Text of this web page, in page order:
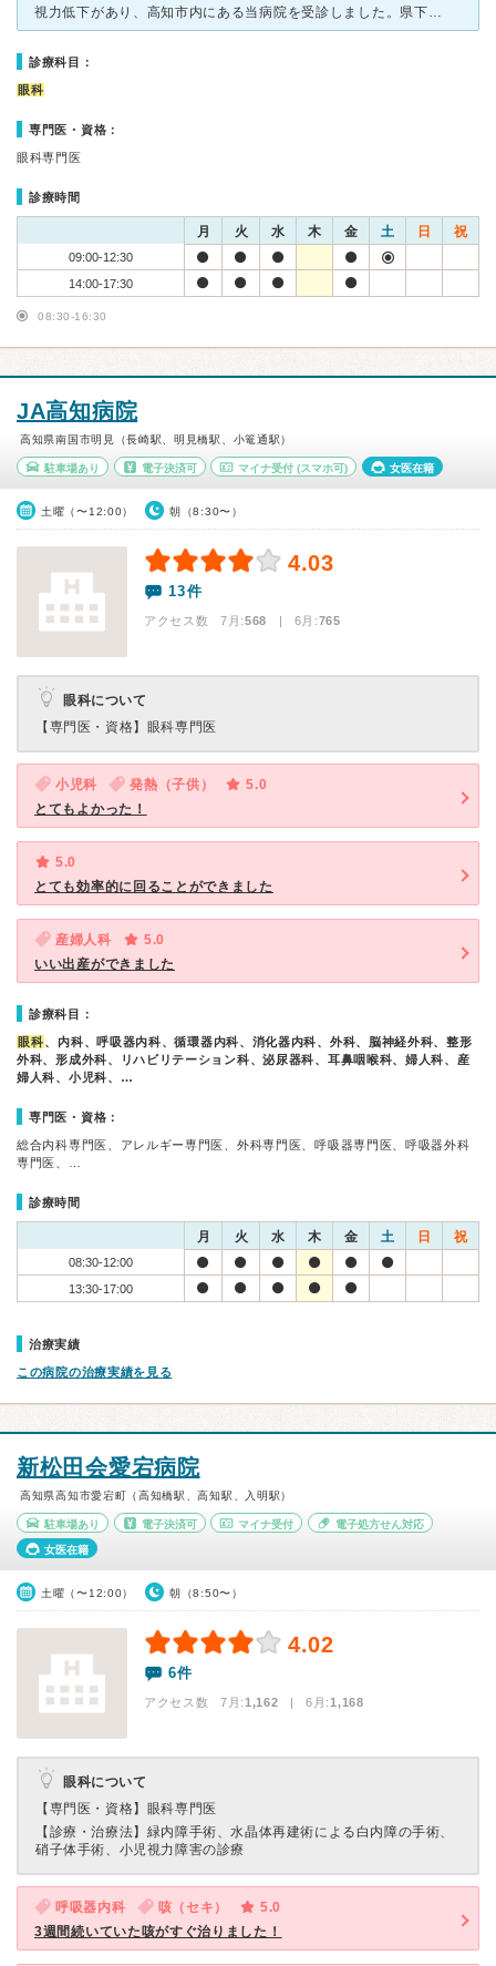
視力低下があり、高知市内にある当病院を受診しました。県下の眼科ではかなり知名度のある病院です。病院を訪れるのは今回が初めてでした。病院は個人病院ですが、院内は広く感じ、受付スタッフの対応も非常に良かっ
診療科目：
眼科
専門医・資格：
眼科専門医
診療時間
月 火 水 木 金 土 日 祝
09:00-12:30
14:00-17:30
08:30-16:30
JA高知病院
高知県南国市明見（長崎駅、明見橋駅、小篭通駅）
駐車場あり 電子決済可 マイナ受付 (スマホ可) 女医在籍
土曜（〜12:00） 朝（8:30〜）
4.03
13件
アクセス数 7月:568 | 6月:765
眼科について
【専門医・資格】 眼科専門医
小児科 発熱（子供）
5.0
とてもよかった！
5.0
とても効率的に回ることができました
産婦人科
5.0
いい出産ができました
診療科目：
眼科、内科、呼吸器内科、循環器内科、消化器内科、外科、脳神経外科、整形
外科、形成外科、リハビリテーション科、泌尿器科、耳鼻咽喉科、婦人科、産
婦人科、小児科、…
専門医・資格：
総合内科専門医、アレルギー専門医、外科専門医、呼吸器専門医、呼吸器外科
専門医、…
診療時間
月 火 水 木 金 土 日 祝
08:30-12:00
13:30-17:00
治療実績
この病院の治療実績を見る
新松田会愛宕病院
高知県高知市愛宕町（高知橋駅、高知駅、入明駅）
駐車場あり 電子決済可 マイナ受付 電子処方せん対応
女医在籍
土曜（〜12:00） 朝（8:50〜）
4.02
6件
アクセス数 7月:1,162 | 6月:1,168
眼科について
【専門医・資格】 眼科専門医
【診療・治療法】 緑内障手術、水晶体再建術による白内障の手術、
硝子体手術、小児視力障害の診療
呼吸器内科 咳（セキ）
5.0
3週間続いていた咳がすぐ治りました！